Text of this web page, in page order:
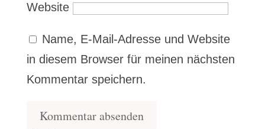
Website
Name, E-Mail-Adresse und Website
in diesem Browser für meinen nächsten
Kommentar speichern.